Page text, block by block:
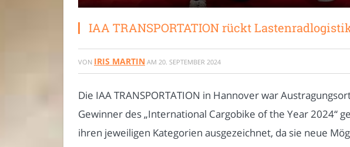
IAA TRANSPORTATION rückt
VON IRIS MARTIN AM 20. SEPTEMBER 2024
Die IAA TRANSPORTATION in Hannover war
Gewinner des „International Cargobike of the Year 2024“
ihren jeweiligen Kategorien ausgezeichnet, da sie neue